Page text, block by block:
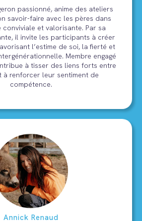
passionné, anime des ateliers
savoir-faire avec les pères dans
conviviale et valorisante. Par sa
il invite les participants à créer
l’estime de soi, la fierté et
Membre engagé
à tisser des liens forts entre
à renforcer leur sentiment de
compétence.
Annick Renaud